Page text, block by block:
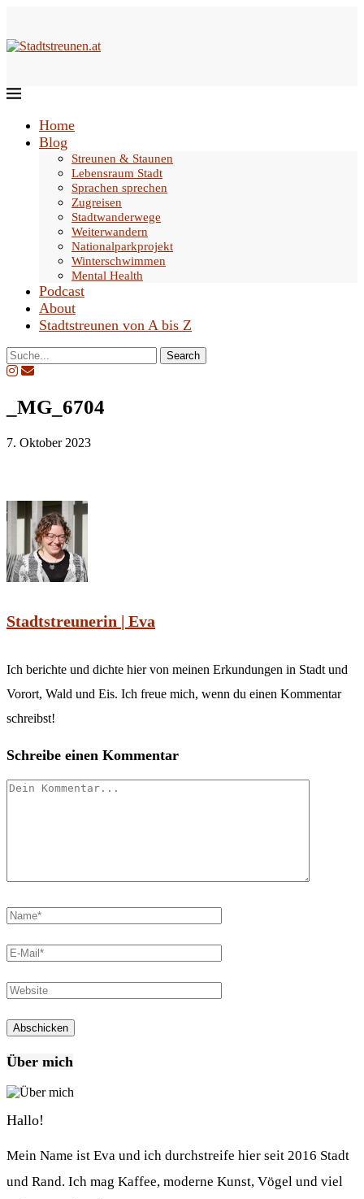
Home
Blog
Streunen & Staunen
Lebensraum Stadt
Sprachen sprechen
Zugreisen
Stadtwanderwege
Weiterwandern
Nationalparkprojekt
Winterschwimmen
Mental Health
Podcast
About
Stadtstreunen von A bis Z
Search
_MG_6704
7. Oktober 2023
Stadtstreunerin | Eva
Ich berichte und dichte hier von meinen Erkundungen in Stadt und
Vorort, Wald und Eis. Ich freue mich, wenn du einen Kommentar
schreibst!
Schreibe einen Kommentar
Über mich
Hallo!
Mein Name ist Eva und ich durchstreife hier seit 2016 Stadt
und Rand. Ich mag Kaffee, moderne Kunst, Vögel und viel